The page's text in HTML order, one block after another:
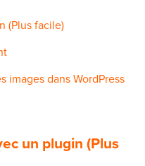
(Plus facile)
dans WordPress
un plugin (Plus